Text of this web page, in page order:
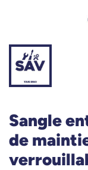
Sangle
de